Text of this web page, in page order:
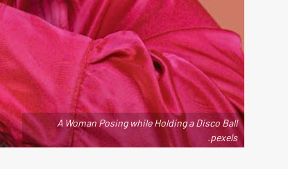
A Woman Posing while Holding a Disco Ball
.pexels